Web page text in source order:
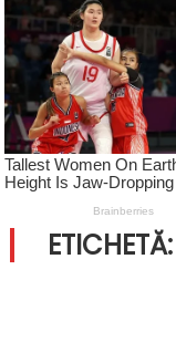
ETICHETĂ: